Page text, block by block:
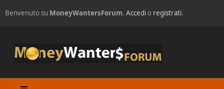
Benvenuto su MoneyWantersForum. Accedio registrati.